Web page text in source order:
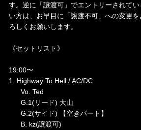
す。逆に「譲渡可」でエントリーされて
い方は、お早目に「譲渡不可」への変更
ろしくお願いします。
《セットリスト》
19:00〜
1. Highway To Hell / AC/DC
Vo. Ted
G.1(リード) 大山
G.2(サイド) 【空きパート】
B. kz(譲渡可)